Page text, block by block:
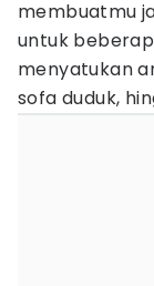
membuatmu
untuk
menyatukan
sofa duduk,